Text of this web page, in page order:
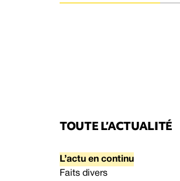
TOUTE L’ACTUALITÉ
L’actu en continu
Faits divers